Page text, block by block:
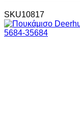
SKU10817